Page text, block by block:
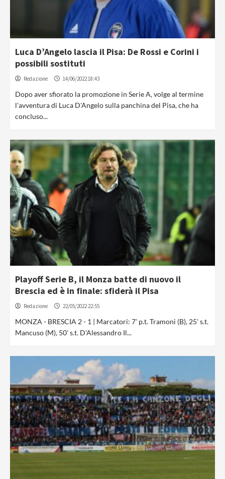
Luca D’Angelo lascia il Pisa: De Rossi e Corini i
possibili sostituti
Redazione 14/06/2022 18:43
Dopo aver sfiorato la promozione in Serie A, volge al termine
l'avventura di Luca D'Angelo sulla panchina del Pisa, che ha
concluso...
Playoff Serie B, il Monza batte di nuovo il
Brescia ed è in finale: sfiderà il Pisa
Redazione 22/05/2022 22:55
MONZA - BRESCIA 2 - 1 | Marcatori: 7' p.t. Tramoni (B), 25' s.t.
Mancuso (M), 50' s.t. D'Alessandro Il...